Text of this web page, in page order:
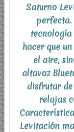
Saturno
hacer que
el aire,
altavoz
disfrutar
relajas
Levitación